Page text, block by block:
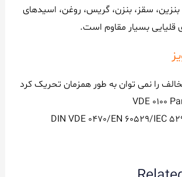
بنزین، سقز، بنزن، گریس، روغن، اسیدهای
قلیایی بسیار مقاوم است.
را نمی توان به طور همزمان تحریک کرد